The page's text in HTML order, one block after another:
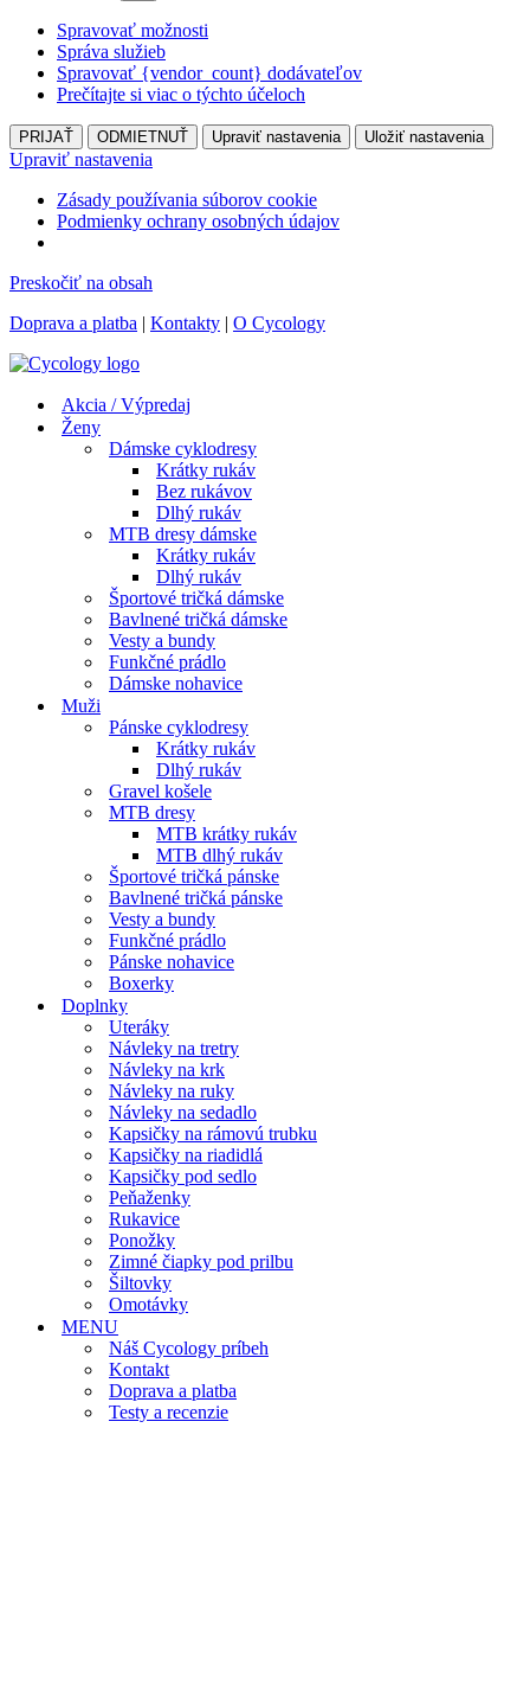
Spravovať možnosti
Správa služieb
Spravovať {vendor_count} dodávateľov
Prečítajte si viac o týchto účeloch
PRIJAŤ ODMIETNUŤ Upraviť nastavenia Uložiť nastavenia
Upraviť nastavenia
Zásady používania súborov cookie
Podmienky ochrany osobných údajov
Preskočiť na obsah
Doprava a platba | Kontakty | O Cycology
Akcia / Výpredaj
Ženy
Dámske cyklodresy
Krátky rukáv
Bez rukávov
Dlhý rukáv
MTB dresy dámske
Krátky rukáv
Dlhý rukáv
Športové tričká dámske
Bavlnené tričká dámske
Vesty a bundy
Funkčné prádlo
Dámske nohavice
Muži
Pánske cyklodresy
Krátky rukáv
Dlhý rukáv
Gravel košele
MTB dresy
MTB krátky rukáv
MTB dlhý rukáv
Športové tričká pánske
Bavlnené tričká pánske
Vesty a bundy
Funkčné prádlo
Pánske nohavice
Boxerky
Doplnky
Uteráky
Návleky na tretry
Návleky na krk
Návleky na ruky
Návleky na sedadlo
Kapsičky na rámovú trubku
Kapsičky na riadidlá
Kapsičky pod sedlo
Peňaženky
Rukavice
Ponožky
Zimné čiapky pod prilbu
Šiltovky
Omotávky
MENU
Náš Cycology príbeh
Kontakt
Doprava a platba
Testy a recenzie